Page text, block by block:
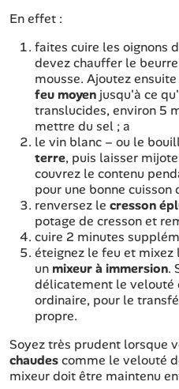
En effet :
faites cuire les oignons
devez chauffer le
mousse. Ajoutez
feu moyen jusqu'à ce
translucides, environ 5
mettre du sel ; a
le vin blanc – ou le
terre, puis laisser
couvrez le contenu
pour une bonne cuisson
renversez le cresson
potage de cresson et
cuire 2 minutes
éteignez le feu et mixez
un mixeur à immersion.
délicatement le velouté
ordinaire, pour le
propre.
Soyez très prudent lorsque
chaudescomme le velouté
mixeur doit être maintenu